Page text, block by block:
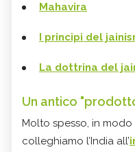
Mahavira
I principi del
La dottrina del
Un antico
Molto spesso, in
colleghiamo l’India all’